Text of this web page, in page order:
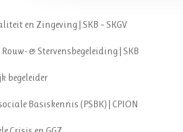
en Zingeving | SKB – SKGV
& Stervensbegeleiding | SKB
begeleider
Basiskennis (PSBK) | CPION